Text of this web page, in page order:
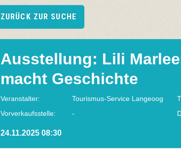
ZURÜCK ZUR SUCHE
Ausstellung: Lili
macht Geschichte
Veranstalter: Tourismus-Service Langeoog
Vorverkaufsstelle:
-
24.11.2025 08:30